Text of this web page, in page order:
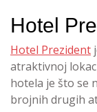
Hotel
Hotel Prezident
atraktivnoj
hotela je što se
brojnih drugih